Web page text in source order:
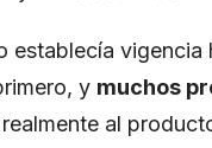
establecía
y muchos
al